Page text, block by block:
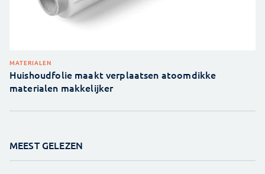
MATERIALEN
Huishoudfolie maakt verplaatsen atoomdikke
materialen makkelijker
MEEST GELEZEN